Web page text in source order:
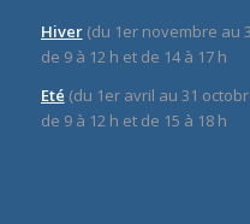
Hiver(du 1er novembre au
de 9 à 12 h et de 14 à 17 h
Eté (du 1er avril au 31
de 9 à 12 h et de 15 à 18 h